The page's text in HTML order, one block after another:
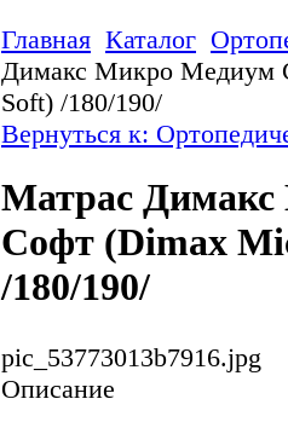
Главная Каталог
Димакс Микро Медиум
Soft) /180/190/
Вернуться к:
Матрас
Софт (Dimax
/180/190/
pic_53773013b7916.jpg
Описание